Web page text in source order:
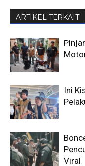
ARTIKEL TERKAIT
Ini
Viral